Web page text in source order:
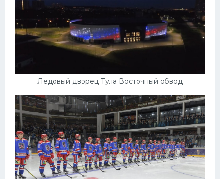
Ледовый дворец Тула Восточный обвод